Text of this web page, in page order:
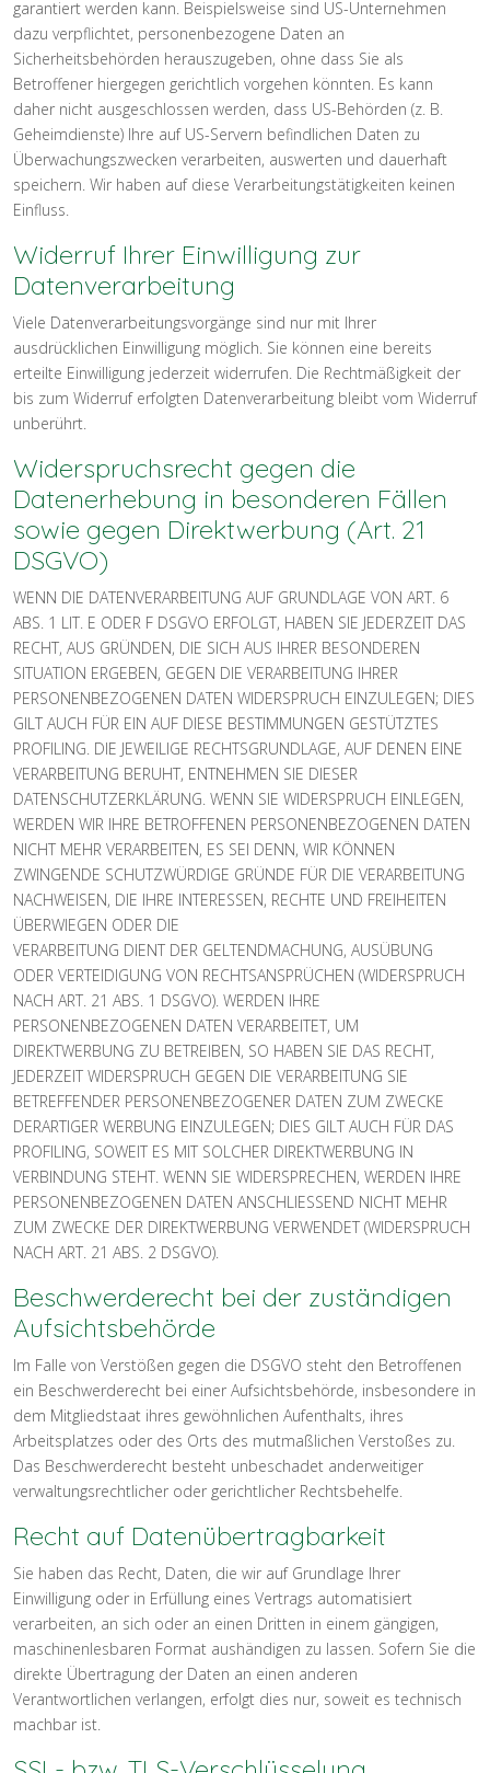
garantiert werden kann. Beispielsweise sind US-Unternehmen
dazu verpflichtet, personenbezogene Daten an
Sicherheitsbehörden herauszugeben, ohne dass Sie als
Betroffener hiergegen gerichtlich vorgehen könnten. Es kann
daher nicht ausgeschlossen werden, dass US-Behörden (z. B.
Geheimdienste) Ihre auf US-Servern befindlichen Daten zu
Überwachungszwecken verarbeiten, auswerten und dauerhaft
speichern. Wir haben auf diese Verarbeitungstätigkeiten keinen
Einfluss.
Widerruf Ihrer Einwilligung zur
Datenverarbeitung
Viele Datenverarbeitungsvorgänge sind nur mit Ihrer
ausdrücklichen Einwilligung möglich. Sie können eine bereits
erteilte Einwilligung jederzeit widerrufen. Die Rechtmäßigkeit der
bis zum Widerruf erfolgten Datenverarbeitung bleibt vom Widerruf
unberührt.
Widerspruchsrecht gegen die
Datenerhebung in besonderen Fällen
sowie gegen Direktwerbung (Art. 21
DSGVO)
WENN DIE DATENVERARBEITUNG AUF GRUNDLAGE VON ART. 6
ABS. 1 LIT. E ODER F DSGVO ERFOLGT, HABEN SIE JEDERZEIT DAS
RECHT, AUS GRÜNDEN, DIE SICH AUS IHRER BESONDEREN
SITUATION ERGEBEN, GEGEN DIE VERARBEITUNG IHRER
PERSONENBEZOGENEN DATEN WIDERSPRUCH EINZULEGEN; DIES
GILT AUCH FÜR EIN AUF DIESE BESTIMMUNGEN GESTÜTZTES
PROFILING. DIE JEWEILIGE RECHTSGRUNDLAGE, AUF DENEN EINE
VERARBEITUNG BERUHT, ENTNEHMEN SIE DIESER
DATENSCHUTZERKLÄRUNG. WENN SIE WIDERSPRUCH EINLEGEN,
WERDEN WIR IHRE BETROFFENEN PERSONENBEZOGENEN DATEN
NICHT MEHR VERARBEITEN, ES SEI DENN, WIR KÖNNEN
ZWINGENDE SCHUTZWÜRDIGE GRÜNDE FÜR DIE VERARBEITUNG
NACHWEISEN, DIE IHRE INTERESSEN, RECHTE UND FREIHEITEN
ÜBERWIEGEN ODER DIE
VERARBEITUNG DIENT DER GELTENDMACHUNG, AUSÜBUNG
ODER VERTEIDIGUNG VON RECHTSANSPRÜCHEN (WIDERSPRUCH
NACH ART. 21 ABS. 1 DSGVO). WERDEN IHRE
PERSONENBEZOGENEN DATEN VERARBEITET, UM
DIREKTWERBUNG ZU BETREIBEN, SO HABEN SIE DAS RECHT,
JEDERZEIT WIDERSPRUCH GEGEN DIE VERARBEITUNG SIE
BETREFFENDER PERSONENBEZOGENER DATEN ZUM ZWECKE
DERARTIGER WERBUNG EINZULEGEN; DIES GILT AUCH FÜR DAS
PROFILING, SOWEIT ES MIT SOLCHER DIREKTWERBUNG IN
VERBINDUNG STEHT. WENN SIE WIDERSPRECHEN, WERDEN IHRE
PERSONENBEZOGENEN DATEN ANSCHLIESSEND NICHT MEHR
ZUM ZWECKE DER DIREKTWERBUNG VERWENDET (WIDERSPRUCH
NACH ART. 21 ABS. 2 DSGVO).
Beschwerderecht bei der zuständigen
Aufsichtsbehörde
Im Falle von Verstößen gegen die DSGVO steht den Betroffenen
ein Beschwerderecht bei einer Aufsichtsbehörde, insbesondere in
dem Mitgliedstaat ihres gewöhnlichen Aufenthalts, ihres
Arbeitsplatzes oder des Orts des mutmaßlichen Verstoßes zu.
Das Beschwerderecht besteht unbeschadet anderweitiger
verwaltungsrechtlicher oder gerichtlicher Rechtsbehelfe.
Recht auf Datenübertragbarkeit
Sie haben das Recht, Daten, die wir auf Grundlage Ihrer
Einwilligung oder in Erfüllung eines Vertrags automatisiert
verarbeiten, an sich oder an einen Dritten in einem gängigen,
maschinenlesbaren Format aushändigen zu lassen. Sofern Sie die
direkte Übertragung der Daten an einen anderen
Verantwortlichen verlangen, erfolgt dies nur, soweit es technisch
machbar ist.